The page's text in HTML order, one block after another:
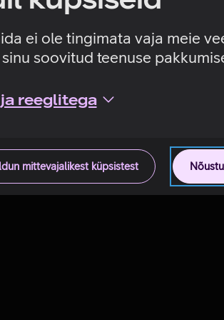
ei ole tingimata vaja meie
soovitud teenuse
reeglitega
mittevajalikest küpsistest